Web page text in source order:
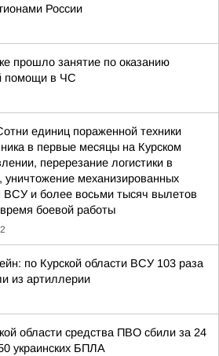
России
прошло занятие по оказанию
помощи в ЧС
единиц пораженной техники
в первые месяцы на Курском
перерезание логистики в
механизированных
ВСУ и более восьми тысяч вылетов
боевой работы
по Курской области ВСУ 103 раза
из артиллерии
области средства ПВО сбили за 24
украинских БПЛА